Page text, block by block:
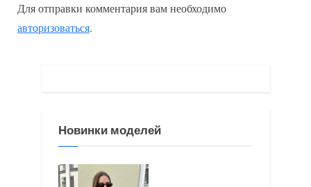
д
у
у
а
и
Для отправки комментария вам необходимо
авторизоваться.
Новинки моделей